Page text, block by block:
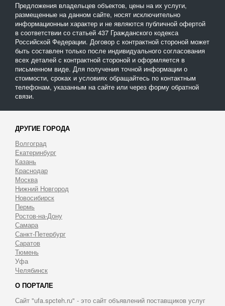
Предложения владельцев объектов, цены на их услуги,
размещенные на данном сайте, носят исключительно
информационныи характер и не являются публичной офертой
в соответствии со статьей 437 Гражданского кодекса
Российской Федерации. Договор с контрактной стороной может
быть составлен только после индивидуального согласования
всех деталей с контрактной стороной и оформляется в
письменном виде. Для получения точной информации о
стоимости, сроках и условиях обращайтесь по контактным
телефонам, указанным на сайте или через форму обратной
связи.
ДРУГИЕ ГОРОДА
Волгоград
Екатеринбург
Казань
Краснодар
Москва
Нижний Новгород
Новосибирск
Пермь
Ростов-на-Дону
Самара
Санкт-Петербург
Саратов
Тюмень
Уфа
Челябинск
О ПОРТАЛЕ
Сайт "ufa.spcteh.ru" - это сайт объявлений поставщиков услуг